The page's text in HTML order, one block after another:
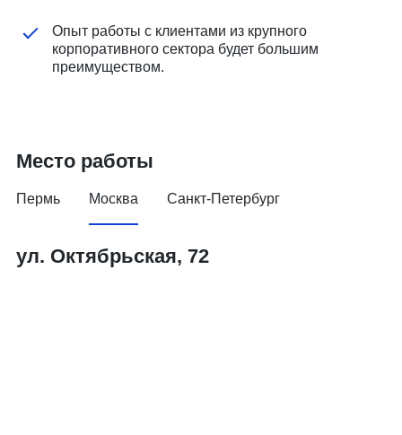
Опыт работы с клиентами из крупного
корпоративного сектора будет большим
преимуществом.
Место работы
Пермь Москва Санкт-Петербург
ул. Октябрьская, 72